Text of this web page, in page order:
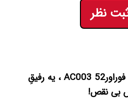
نظر
کانتور و کانسیلر 4 رنگ فوراور52 AC003 ، یه رفیقِ
بی نقص!